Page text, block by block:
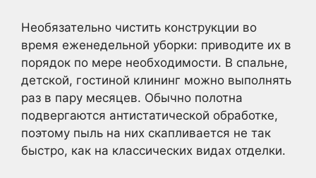
Необязательно чистить конструкции во
время еженедельной уборки: приводите их в
порядок по мере необходимости. В спальне,
детской, гостиной клининг можно выполнять
раз в пару месяцев. Обычно полотна
подвергаются антистатической обработке,
поэтому пыль на них скапливается не так
быстро, как на классических видах отделки.